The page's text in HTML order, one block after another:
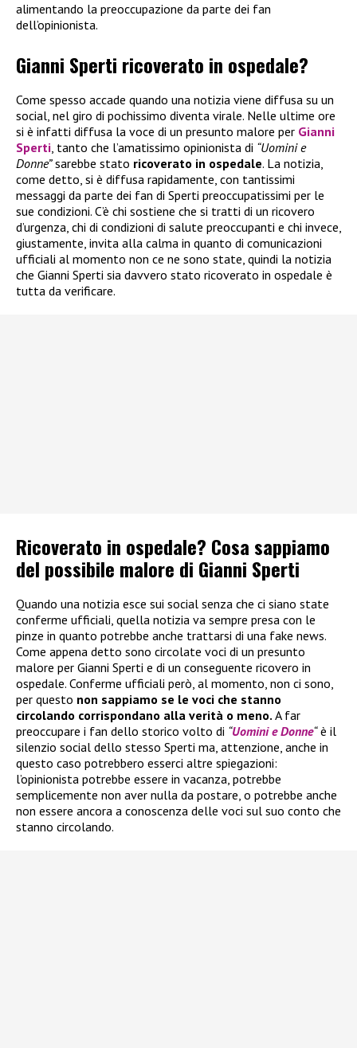
alimentando la preoccupazione da parte dei fan
dell’opinionista.
Gianni Sperti ricoverato in ospedale?
Come spesso accade quando una notizia viene diffusa su un
social, nel giro di pochissimo diventa virale. Nelle ultime ore
si è infatti diffusa la voce di un presunto malore per Gianni
Sperti, tanto che l’amatissimo opinionista di “Uomini e
Donne”sarebbe stato ricoverato in ospedale. La notizia,
come detto, si è diffusa rapidamente, con tantissimi
messaggi da parte dei fan di Sperti preoccupatissimi per le
sue condizioni. C’è chi sostiene che si tratti di un ricovero
d’urgenza, chi di condizioni di salute preoccupanti e chi invece,
giustamente, invita alla calma in quanto di comunicazioni
ufficiali al momento non ce ne sono state, quindi la notizia
che Gianni Sperti sia davvero stato ricoverato in ospedale è
tutta da verificare.
Ricoverato in ospedale? Cosa sappiamo
del possibile malore di Gianni Sperti
Quando una notizia esce sui social senza che ci siano state
conferme ufficiali, quella notizia va sempre presa con le
pinze in quanto potrebbe anche trattarsi di una fake news.
Come appena detto sono circolate voci di un presunto
malore per Gianni Sperti e di un conseguente ricovero in
ospedale. Conferme ufficiali però, al momento, non ci sono,
per questo non sappiamo se le voci che stanno
circolando corrispondano alla verità o meno. A far
preoccupare i fan dello storico volto di “Uomini e Donne“è il
silenzio social dello stesso Sperti ma, attenzione, anche in
questo caso potrebbero esserci altre spiegazioni:
l’opinionista potrebbe essere in vacanza, potrebbe
semplicemente non aver nulla da postare, o potrebbe anche
non essere ancora a conoscenza delle voci sul suo conto che
stanno circolando.